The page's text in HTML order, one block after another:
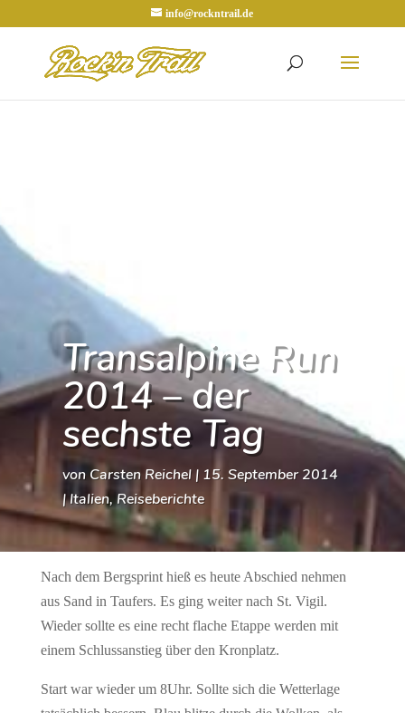
info@rockntrail.de
Transalpine Run
2014 – der
sechste Tag
von Carsten Reichel| 15. September 2014
|Italien,Reiseberichte
Nach dem Bergsprint hieß es heute Abschied nehmen
aus Sand in Taufers. Es ging weiter nach St. Vigil.
Wieder sollte es eine recht flache Etappe werden mit
einem Schlussanstieg über den Kronplatz.
Start war wieder um 8Uhr. Sollte sich die Wetterlage